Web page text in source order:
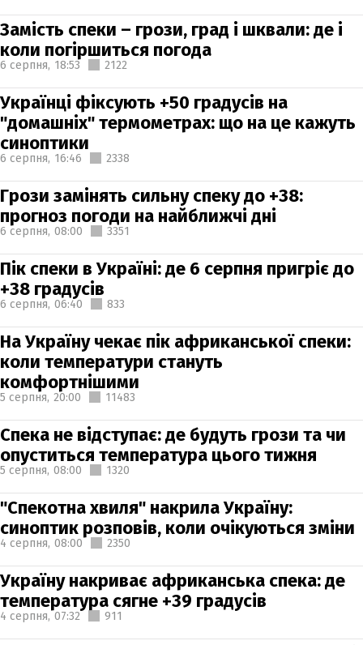
Замість спеки – грози, град і шквали: де і
коли погіршиться погода
6 серпня, 18:53 2122
Українці фіксують +50 градусів на
"домашніх" термометрах: що на це кажуть
синоптики
6 серпня, 16:46 2338
Грози замінять сильну спеку до +38:
прогноз погоди на найближчі дні
6 серпня, 08:00 3351
Пік спеки в Україні: де 6 серпня пригріє до
+38 градусів
6 серпня, 06:40 833
На Україну чекає пік африканської спеки:
коли температури стануть
комфортнішими
5 серпня, 20:00 11483
Спека не відступає: де будуть грози та чи
опуститься температура цього тижня
5 серпня, 08:00 1320
"Спекотна хвиля" накрила Україну:
синоптик розповів, коли очікуються зміни
4 серпня, 08:00 2350
Україну накриває африканська спека: де
температура сягне +39 градусів
4 серпня, 07:32 911